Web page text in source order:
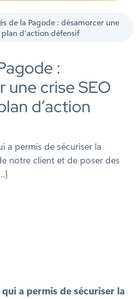
de la Pagode : désamorcer une
d’action défensif
:
une crise SEO
d’action
a permis de sécuriser la
notre client et de poser des
a permis de sécuriser la